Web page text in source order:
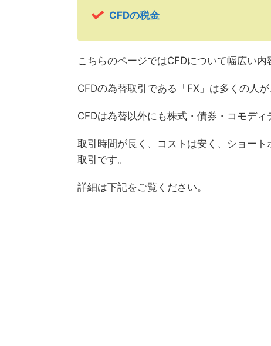
CFDの税金
こちらのページではCFDについて幅広い内
CFDの為替取引である「FX」は多くの人が
CFDは為替以外にも株式・債券・コモディ
取引時間が長く、コストは安く、ショー
取引です。
詳細は下記をご覧ください。